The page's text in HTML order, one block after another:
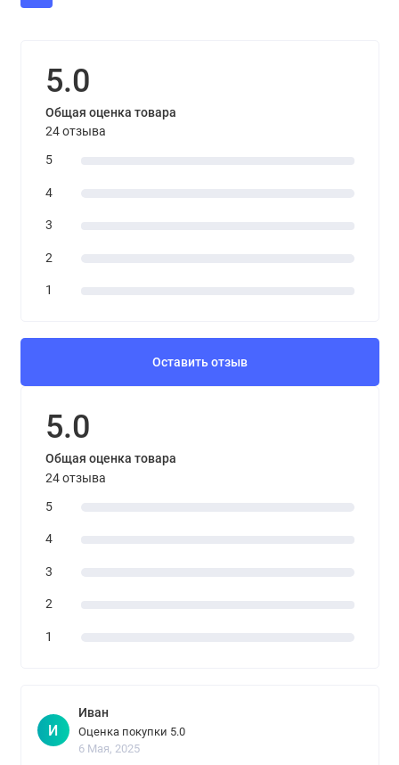
5.0
Общая оценка товара
24 отзыва
5
4
3
2
1
Оставить отзыв
5.0
Общая оценка товара
24 отзыва
5
4
3
2
1
И
Иван
Оценка покупки 5.0
6 Мая, 2025